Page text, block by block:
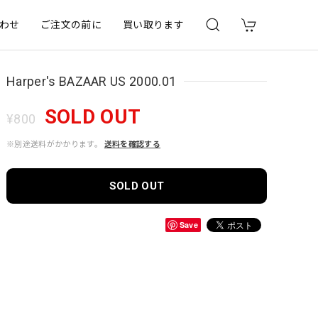
せ ご注文の前に 買い取ります
Harper's BAZAAR US 2000.01
¥800 SOLD OUT
※別途送料がかかります。 送料を確認する
SOLD OUT
Save